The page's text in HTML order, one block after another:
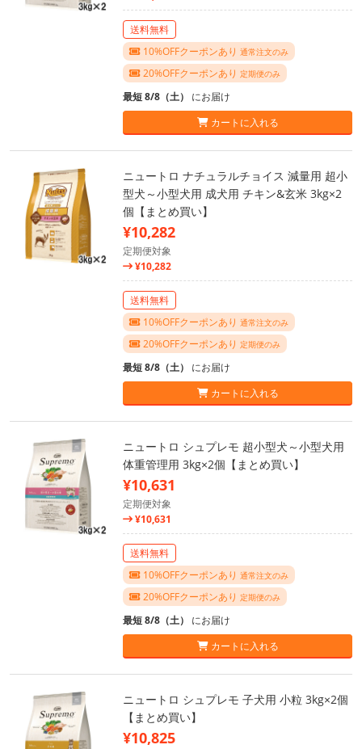
送料無料
10%OFFクーポンあり 通常注文のみ
20%OFFクーポンあり 定期便のみ
最短 8/8（土） にお届け
カートに入れる
ニュートロ ナチュラルチョイス 減量用 超小
型犬～小型犬用 成犬用 チキン&玄米 3kg×2
個【まとめ買い】
¥10,282
定期便対象
¥10,282
送料無料
10%OFFクーポンあり 通常注文のみ
20%OFFクーポンあり 定期便のみ
最短 8/8（土） にお届け
カートに入れる
ニュートロ シュプレモ 超小型犬～小型犬用
体重管理用 3kg×2個【まとめ買い】
¥10,631
定期便対象
¥10,631
送料無料
10%OFFクーポンあり 通常注文のみ
20%OFFクーポンあり 定期便のみ
最短 8/8（土） にお届け
カートに入れる
ニュートロ シュプレモ 子犬用 小粒 3kg×2個
【まとめ買い】
¥10,825